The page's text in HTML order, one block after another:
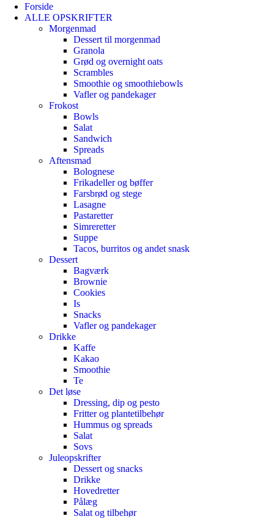
Forside
ALLE OPSKRIFTER
Morgenmad
Dessert til morgenmad
Granola
Grød og overnight oats
Scrambles
Smoothie og smoothiebowls
Vafler og pandekager
Frokost
Bowls
Salat
Sandwich
Spreads
Aftensmad
Bolognese
Frikadeller og bøffer
Farsbrød og stege
Lasagne
Pastaretter
Simreretter
Suppe
Tacos, burritos og andet snask
Dessert
Bagværk
Brownie
Cookies
Is
Snacks
Vafler og pandekager
Drikke
Kaffe
Kakao
Smoothie
Te
Det løse
Dressing, dip og pesto
Fritter og plantetilbehør
Hummus og spreads
Salat
Sovs
Juleopskrifter
Dessert og snacks
Drikke
Hovedretter
Pålæg
Salat og tilbehør